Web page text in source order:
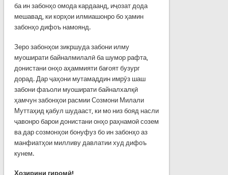
ба ин забонҳо омода кардаанд, иҷозат дода
мешавад, ки корҳои илмиашонро бо ҳамин
забонҳо дифоъ намоянд.
Зеро забонҳои зикршуда забони илму
муоширати байналмилалӣ ба шумор рафта,
донистани онҳо аҳаммияти бағоят бузург
дорад. Дар ҷаҳони мутамаддин имрӯз шаш
забони фаъоли муоширати байналхалқӣ
ҳамчун забонҳои расмии Созмони Милали
Муттаҳид қабул шудааст, ки мо низ бояд насли
ҷавонро барои донистани онҳо раҳнамоӣ созем
ва дар созмонҳои бонуфуз бо ин забонҳо аз
манфиатҳои милливу давлатии худ дифоъ
кунем.
Ҳозирини гиромӣ!